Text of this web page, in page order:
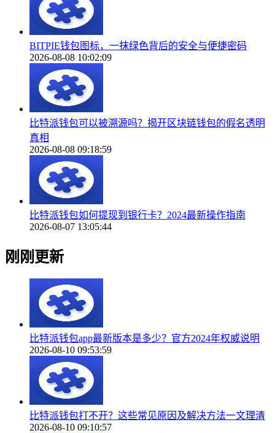
BITPIE钱包图标，一抹绿色背后的安全与便捷密码
2026-08-08 10:02:09
比特派钱包可以被溯源吗？揭开区块链钱包的假名透明
真相
2026-08-08 09:18:59
比特派钱包如何提现到银行卡？2024最新操作指南
2026-08-07 13:05:44
刚刚更新
比特派钱包app最新版本是多少？官方2024年权威说明
2026-08-10 09:53:59
比特派钱包打不开？这些常见原因及解决方法一文理清
2026-08-10 09:10:57